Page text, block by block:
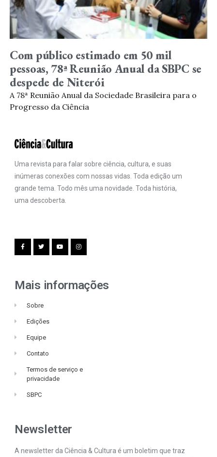
Com público estimado em 50 mil
pessoas, 78ª Reunião Anual da SBPC se
despede de Niterói
A 78ª Reunião Anual da Sociedade Brasileira para o
Progresso da Ciência
Uma revista para falar sobre ciência, cultura, e suas
inúmeras conexões com nossas vidas. Toda edição um
grande tema. Todo mês uma novidade. Toda história,
uma descoberta.
Mais informações
Sobre
Edições
Equipe
Contato
Termos de serviço e
privacidade
SBPC
Newsletter
A newsletter da Ciência & Cultura é um boletim que traz